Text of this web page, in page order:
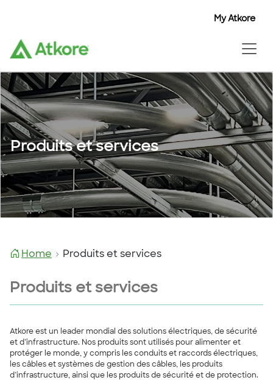
My Atkore
Produits et services
Home Produits et services
Produits et services
Atkore est un leader mondial des solutions électriques, de sécurité
et d’infrastructure. Nos produits sont utilisés pour alimenter et
protéger le monde, y compris les conduits et raccords électriques,
les câbles et systèmes de gestion des câbles, les produits
d’infrastructure, ainsi que les produits de sécurité et de protection.